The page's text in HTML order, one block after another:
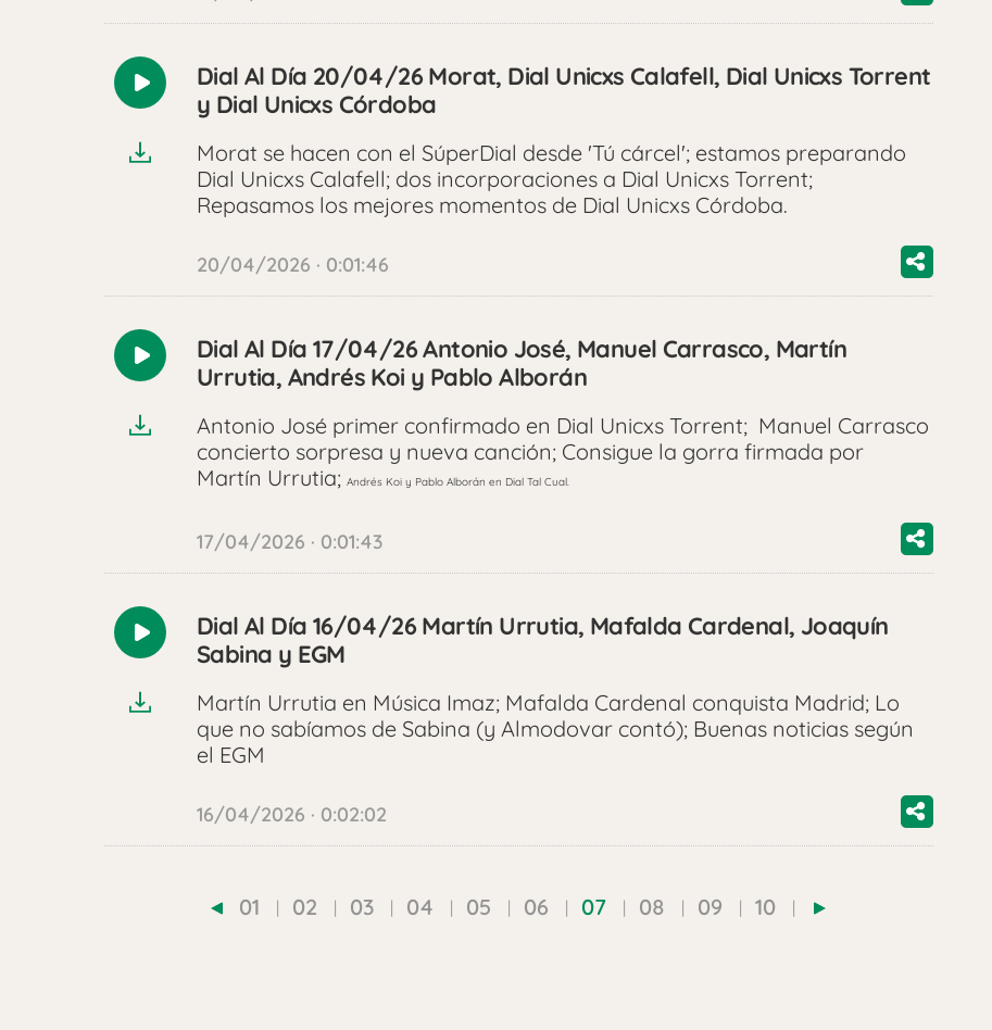
Reproducir
Dial Al Día 20/04/26 Morat, Dial Unicxs Calafell, Dial Unicxs Torrent
y Dial Unicxs Córdoba
Morat se hacen con el SúperDial desde 'Tú cárcel'; estamos preparando
Dial Unicxs Calafell; dos incorporaciones a Dial Unicxs Torrent;
Repasamos los mejores momentos de Dial Unicxs Córdoba.
20/04/2026 · 0:01:46
Reproducir
Dial Al Día 17/04/26 Antonio José, Manuel Carrasco, Martín
Urrutia, Andrés Koi y Pablo Alborán
Antonio José primer confirmado en Dial Unicxs Torrent; Manuel Carrasco
concierto sorpresa y nueva canción; Consigue la gorra firmada por
Martín Urrutia; Andrés Koi y Pablo Alborán en Dial Tal Cual.
17/04/2026 · 0:01:43
Reproducir
Dial Al Día 16/04/26 Martín Urrutia, Mafalda Cardenal, Joaquín
Sabina y EGM
Martín Urrutia en Música Imaz; Mafalda Cardenal conquista Madrid; Lo
que no sabíamos de Sabina (y Almodovar contó); Buenas noticias según
el EGM
16/04/2026 · 0:02:02
01 02 03 04 05 06 07 08 09 10